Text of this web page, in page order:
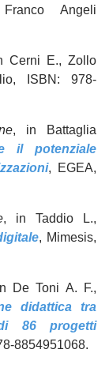
Angeli
Cerni E., Zollo
ISBN: 978-
, in Battaglia
il potenziale
, EGEA,
, in Taddio L.,
, Mimesis,
De Toni A. F.,
didattica tra
86 progetti
8854951068.